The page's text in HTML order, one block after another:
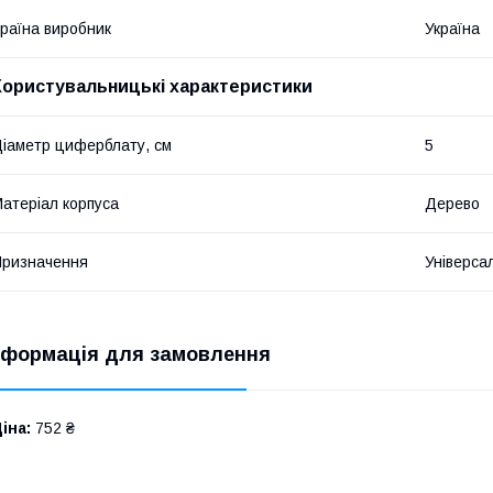
виробник Україна
характеристики
циферблату, см 5
корпуса Дерево
для замовлення
752 ₴